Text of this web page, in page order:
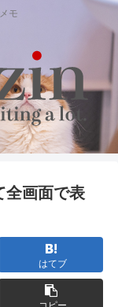
モ
全画面で表
はてブ